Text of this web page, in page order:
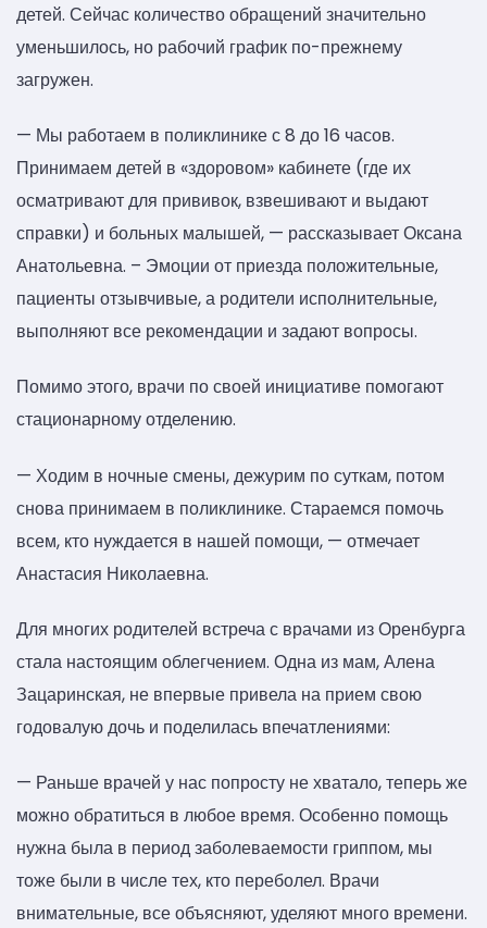
детей. Сейчас количество обращений значительно
уменьшилось, но рабочий график по-прежнему
загружен.
— Мы работаем в поликлинике с 8 до 16 часов.
Принимаем детей в «здоровом» кабинете (где их
осматривают для прививок, взвешивают и выдают
справки) и больных малышей, — рассказывает Оксана
Анатольевна. – Эмоции от приезда положительные,
пациенты отзывчивые, а родители исполнительные,
выполняют все рекомендации и задают вопросы.
Помимо этого, врачи по своей инициативе помогают
стационарному отделению.
— Ходим в ночные смены, дежурим по суткам, потом
снова принимаем в поликлинике. Стараемся помочь
всем, кто нуждается в нашей помощи, — отмечает
Анастасия Николаевна.
Для многих родителей встреча с врачами из Оренбурга
стала настоящим облегчением. Одна из мам, Алена
Зацаринская, не впервые привела на прием свою
годовалую дочь и поделилась впечатлениями:
— Раньше врачей у нас попросту не хватало, теперь же
можно обратиться в любое время. Особенно помощь
нужна была в период заболеваемости гриппом, мы
тоже были в числе тех, кто переболел. Врачи
внимательные, все объясняют, уделяют много времени.